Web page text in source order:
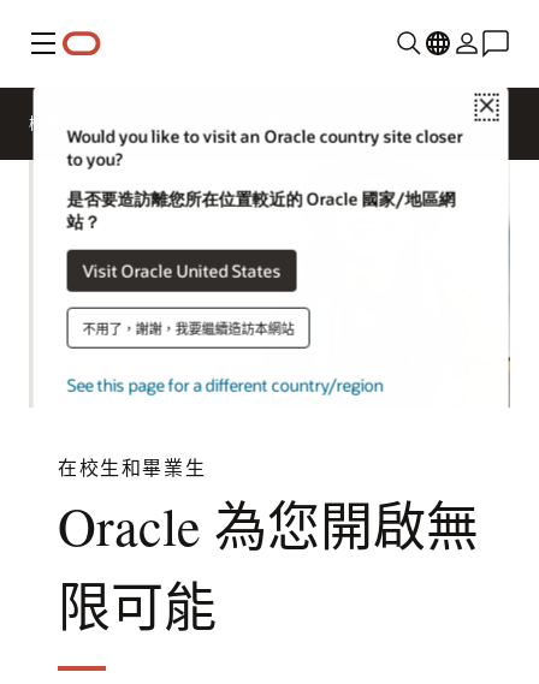
功能表
Close
Would you like to visit an Oracle country site closer
to you?
是否要造訪離您所在位置較近的 Oracle 國家/地區網
站？
Visit Oracle United States
不用了，謝謝，我要繼續造訪本網站
See this page for a different country/region
概觀
在校生和畢業生
Oracle 為您開啟無
限可能